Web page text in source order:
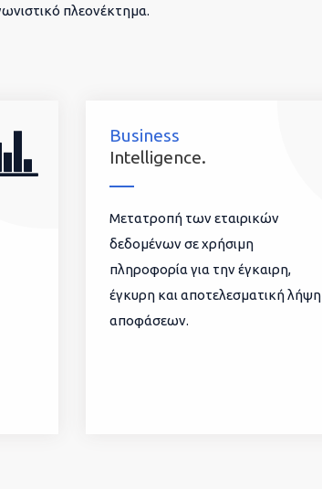
πλεονέκτημα.
Business
Intelligence.
Μετατροπή των εταιρικών
δεδομένων σε χρήσιμη
πληροφορία για την έγκαιρη,
έγκυρη και αποτελεσματική λήψη
αποφάσεων.